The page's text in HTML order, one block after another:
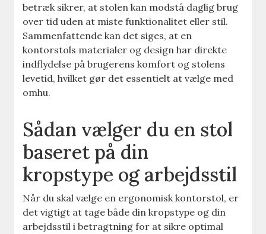
betræk sikrer, at stolen kan modstå daglig brug
over tid uden at miste funktionalitet eller stil.
Sammenfattende kan det siges, at en
kontorstols materialer og design har direkte
indflydelse på brugerens komfort og stolens
levetid, hvilket gør det essentielt at vælge med
omhu.
Sådan vælger du en stol
baseret på din
kropstype og arbejdsstil
Når du skal vælge en ergonomisk kontorstol, er
det vigtigt at tage både din kropstype og din
arbejdsstil i betragtning for at sikre optimal